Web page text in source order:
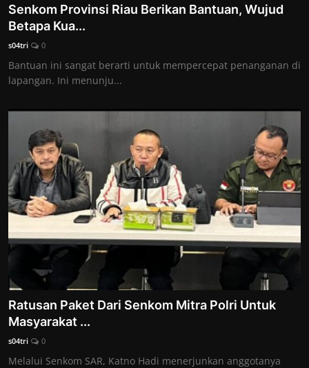
Senkom Provinsi Riau Berikan Bantuan, Wujud
Betapa Kua...
s04tri 0
Bantuan ini sangat berarti untuk mempercepat penanganan di
lapangan. Ini menunju...
Ratusan Paket Dari Senkom Mitra Polri Untuk
Masyarakat ...
s04tri 0
Melalui Senkom SAR, Katno Hadi menerjunkan anggotanya